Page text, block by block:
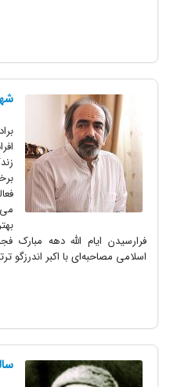
فرارسیدن ایام الله دهه مبارک
اسلامی مصاحبه‌ای با اکبر اندرزگو